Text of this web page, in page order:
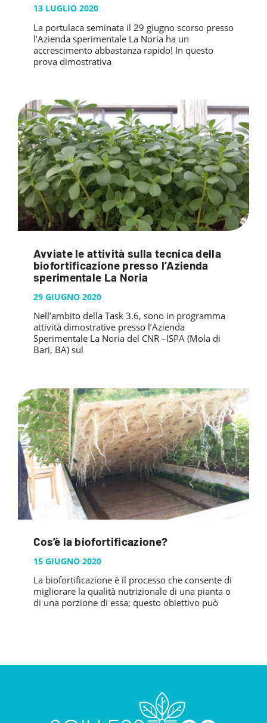
13 LUGLIO 2020
La portulaca seminata il 29 giugno scorso presso
l’Azienda sperimentale La Noria ha un
accrescimento abbastanza rapido! In questo
prova dimostrativa
Avviate le attività sulla tecnica della
biofortificazione presso l’Azienda
sperimentale La Noria
29 GIUGNO 2020
Nell’ambito della Task 3.6, sono in programma
attività dimostrative presso l’Azienda
Sperimentale La Noria del CNR –ISPA (Mola di
Bari, BA) sul
Cos’è la biofortificazione?
15 GIUGNO 2020
La biofortificazione è il processo che consente di
migliorare la qualità nutrizionale di una pianta o
di una porzione di essa; questo obiettivo può